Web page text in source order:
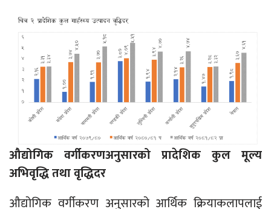
औद्योगिक वर्गीकरणअनुसारको प्रादेशिक कुल मूल्य
अभिवृद्धि तथा वृद्धिदर
औद्योगिक वर्गीकरण अनुसारको आर्थिक क्रियाकलापलाई